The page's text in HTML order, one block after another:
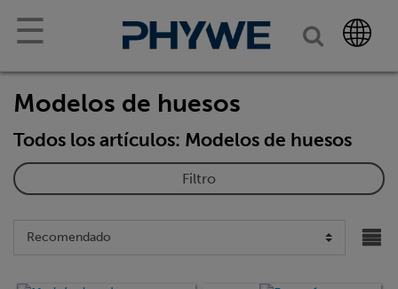
☰
Modelos de huesos
Todos los artículos: Modelos de huesos
Filtro